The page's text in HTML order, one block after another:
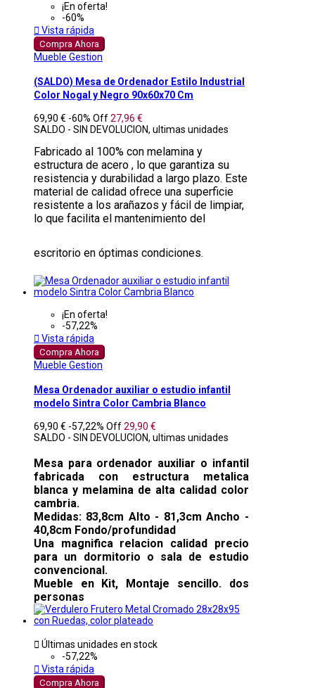
¡En oferta!
-60%
 Vista rápida
Compra Ahora
Mueble Gestion
(SALDO) Mesa de Ordenador Estilo Industrial
Color Nogal y Negro 90x60x70 Cm
69,90 € -60% Off27,96 €
SALDO - SIN DEVOLUCION, ultimas unidades
Fabricado al 100% con melamina y
estructura de acero , lo que garantiza su
resistencia y durabilidad a largo plazo. Este
material de calidad ofrece una superficie
resistente a los arañazos y fácil de limpiar,
lo que facilita el mantenimiento del
escritorio en óptimas condiciones.
¡En oferta!
-57,22%
 Vista rápida
Compra Ahora
Mueble Gestion
Mesa Ordenador auxiliar o estudio infantil
modelo Sintra Color Cambria Blanco
69,90 € -57,22% Off29,90 €
SALDO - SIN DEVOLUCION, ultimas unidades
Mesa para ordenador auxiliar o infantil
fabricada con estructura metalica
blanca y melamina de alta calidad color
cambria.
Medidas: 83,8cm Alto - 81,3cm Ancho -
40,8cm Fondo/profundidad
Una magnifica relacion calidad precio
para un dormitorio o sala de estudio
convencional.
Mueble en Kit, Montaje sencillo. dos
personas
 Últimas unidades en stock
-57,22%
 Vista rápida
Compra Ahora